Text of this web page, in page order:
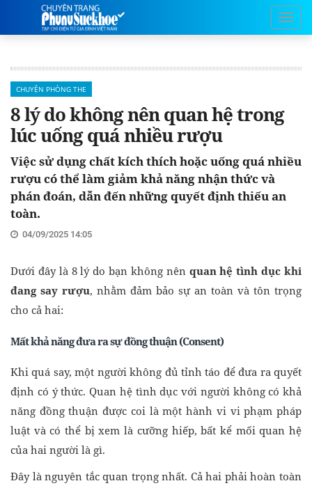
CHUYỆN PHÒNG THE
8 lý do không nên quan hệ trong
lúc uống quá nhiều rượu
Việc sử dụng chất kích thích hoặc uống quá nhiều
rượu có thể làm giảm khả năng nhận thức và
phán đoán, dẫn đến những quyết định thiếu an
toàn.
04/09/2025 14:05
Dưới đây là 8 lý do bạn không nênquan hệ tình dục khi
đang say rượu, nhằm đảm bảo sự an toàn và tôn trọng
cho cả hai:
Mất khả năng đưa ra sự đồng thuận (Consent)
Khi quá say, một người không đủ tỉnh táo để đưa ra quyết
định có ý thức. Quan hệ tình dục với người không có khả
năng đồng thuận được coi là một hành vi vi phạm pháp
luật và có thể bị xem là cưỡng hiếp, bất kể mối quan hệ
của hai người là gì.
Đây là nguyên tắc quan trọng nhất. Cả hai phải hoàn toàn